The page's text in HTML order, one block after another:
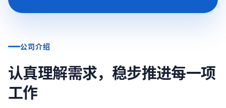
公司介绍
认真理解需求，稳步推进每一项
工作